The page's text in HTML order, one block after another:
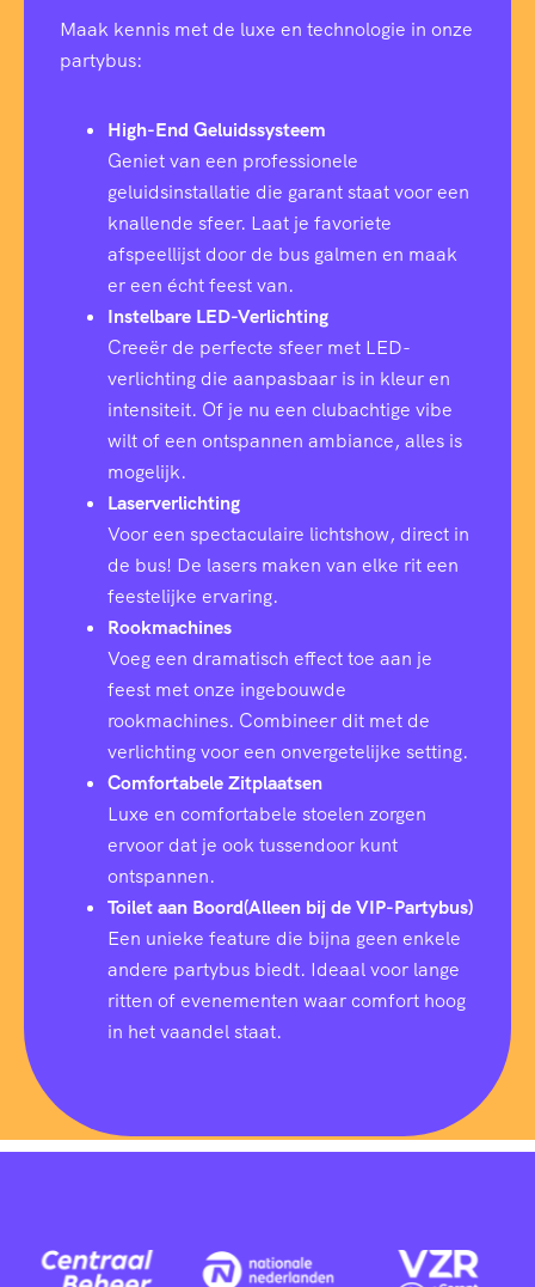
Maak kennis met de luxe en technologie in onze
partybus:
High-End Geluidssysteem
Geniet van een professionele
geluidsinstallatie die garant staat voor een
knallende sfeer. Laat je favoriete
afspeellijst door de bus galmen en maak
er een écht feest van.
Instelbare LED-Verlichting
Creeër de perfecte sfeer met LED-
verlichting die aanpasbaar is in kleur en
intensiteit. Of je nu een clubachtige vibe
wilt of een ontspannen ambiance, alles is
mogelijk.
Laserverlichting
Voor een spectaculaire lichtshow, direct in
de bus! De lasers maken van elke rit een
feestelijke ervaring.
Rookmachines
Voeg een dramatisch effect toe aan je
feest met onze ingebouwde
rookmachines. Combineer dit met de
verlichting voor een onvergetelijke setting.
Comfortabele Zitplaatsen
Luxe en comfortabele stoelen zorgen
ervoor dat je ook tussendoor kunt
ontspannen.
Toilet aan Boord(Alleen bij de VIP-Partybus)
Een unieke feature die bijna geen enkele
andere partybus biedt. Ideaal voor lange
ritten of evenementen waar comfort hoog
in het vaandel staat.